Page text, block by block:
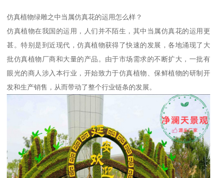
仿真植物绿雕之中当属仿真花的运用怎么样？
仿真植物在我国的运用，人们并不陌生，其中当属仿真花的运用更
甚。特别是到近现代，仿真植物获得了快速的发展，各地涌现了大
批仿真植物厂商和大量的产品。由于市场需求的不断扩大，一批有
眼光的商人涉入本行业，开始致力于仿真植物、保鲜植物的研制开
发和生产销售，从而带动了整个行业链条的发展。